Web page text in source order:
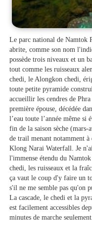
Le parc national de Namtok
abrite, comme son nom
possède trois niveaux et un
tout comme les ruisseaux
chedi, le Alongkon chedi,
toute petite pyramide
accueillir les cendres de
première épouse, décédée
l’eau toute l’année même
fin de la saison sèche
de trail menant notamment à
Klong Narai Waterfall. Je
l'immense étendu du
chedi, les ruisseaux et la
ça vaut le coup d'y faire un
s'il ne me semble pas qu'on
La cascade, le chedi et la
est facilement accessibles
minutes de marche seulement.